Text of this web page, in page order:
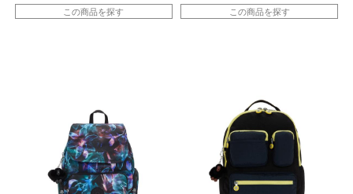
この商品を探す この商品を探す